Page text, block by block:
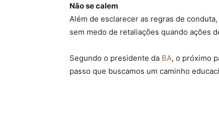
Não se calem
Além de esclarecer as regras de
sem medo de retaliações quando ações
Segundo o presidente da BA, o próximo
passo que buscamos um caminho